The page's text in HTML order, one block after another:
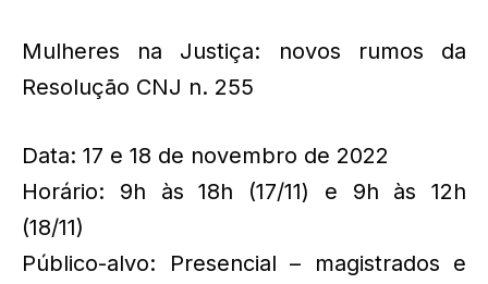
Mulheres na Justiça: novos rumos da
Resolução CNJ n. 255
Data: 17 e 18 de novembro de 2022
Horário: 9h às 18h (17/11) e 9h às 12h
(18/11)
Público-alvo: Presencial – magistrados e